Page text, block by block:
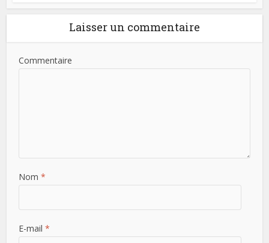
Laisser un commentaire
Commentaire
Nom*
E-mail*